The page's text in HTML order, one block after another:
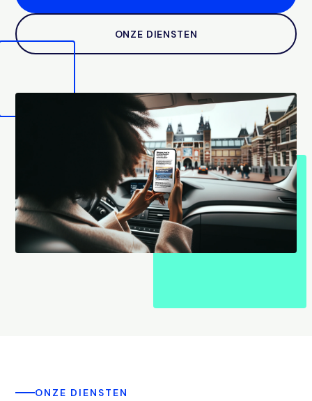
ONZE DIENSTEN
ONZE DIENSTEN